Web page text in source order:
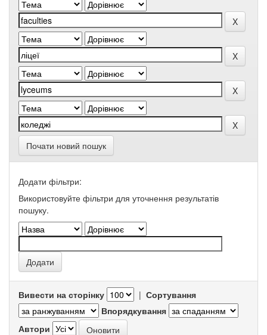
Почати новий пошук
Додати фільтри:
Використовуйте фільтри для уточнення результатів
пошуку.
Вивести на сторінку | Сортування
Впорядкування
Автори